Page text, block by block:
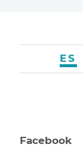
Facebook
ES